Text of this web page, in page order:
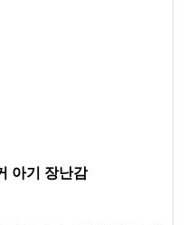
아기 장난감